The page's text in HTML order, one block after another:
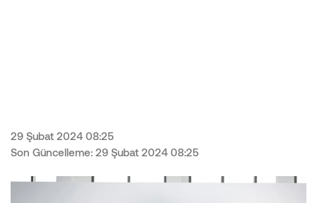
29 Şubat 2024 08:25
Son Güncelleme: 29 Şubat 2024 08:25